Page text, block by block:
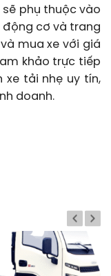
sẽ phụ thuộc vào
động cơ và trang
mua xe với giá
khảo trực tiếp
xe tải nhẹ uy tín,
doanh.